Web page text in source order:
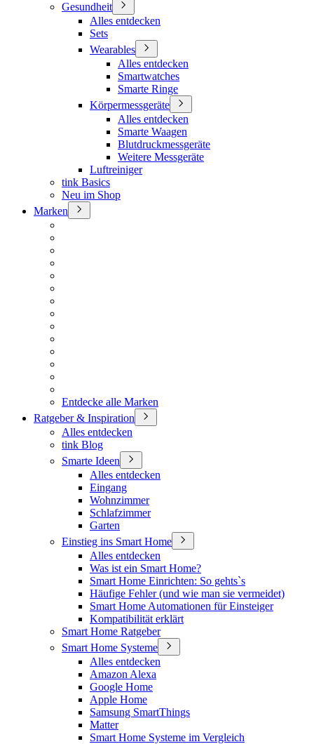
Gesundheit
Alles entdecken
Sets
Wearables
Alles entdecken
Smartwatches
Smarte Ringe
Körpermessgeräte
Alles entdecken
Smarte Waagen
Blutdruckmessgeräte
Weitere Messgeräte
Luftreiniger
tink Basics
Neu im Shop
Marken
Entdecke alle Marken
Ratgeber & Inspiration
Alles entdecken
tink Blog
Smarte Ideen
Alles entdecken
Eingang
Wohnzimmer
Schlafzimmer
Garten
Einstieg ins Smart Home
Alles entdecken
Was ist ein Smart Home?
Smart Home Einrichten: So gehts`s
Häufige Fehler (und wie man sie vermeidet)
Smart Home Automationen für Einsteiger
Kompatibilität erklärt
Smart Home Ratgeber
Smart Home Systeme
Alles entdecken
Amazon Alexa
Google Home
Apple Home
Samsung SmartThings
Matter
Smart Home Systeme im Vergleich